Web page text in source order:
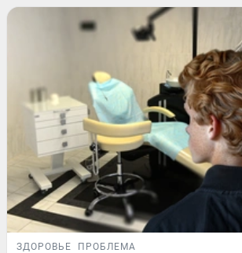
ЗДОРОВЬЕ ПРОБЛЕМА